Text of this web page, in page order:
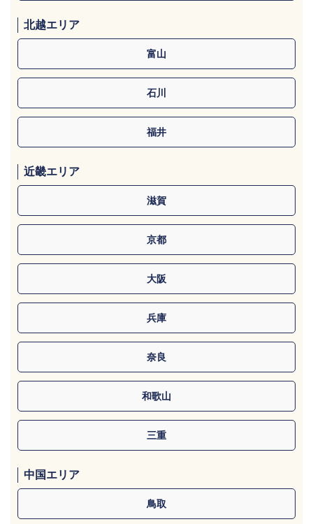
北越エリア
富山
石川
福井
近畿エリア
滋賀
京都
大阪
兵庫
奈良
和歌山
三重
中国エリア
鳥取